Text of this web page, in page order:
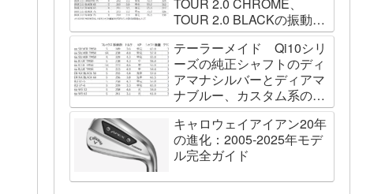
TOUR 2.0 CHROME、
TOUR 2.0 BLACKの振動数
を測ってみました
テーラーメイド Qi10シリ
ーズの純正シャフトのディ
アマナシルバーとディアマ
ナブルー、カスタム系の
SPEEDER NK BLACK、
TOUR AD VF、Diamana
WBの振動数を測ってみた
キャロウェイアイアン20年
の進化：2005-2025年モデ
ル完全ガイド